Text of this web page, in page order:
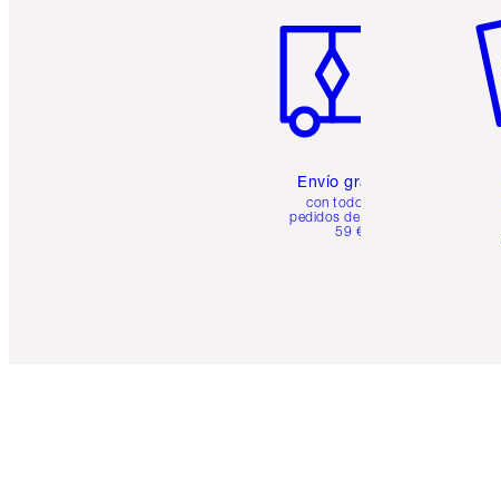
Envío gratuito
con todos los
pedidos de más de
59 €